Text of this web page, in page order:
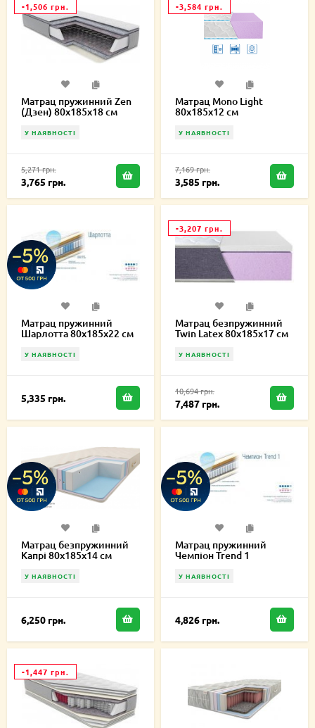
-1,506 грн.
Матрац пружинний Zen
(Дзен) 80х185х18 см
У НАЯВНОСТІ
5,271 грн.
3,765 грн.
-3,584 грн.
Матрац Mono Light
80х185х12 см
У НАЯВНОСТІ
7,169 грн.
3,585 грн.
Матрац пружинний
Шарлотта 80х185х22 см
У НАЯВНОСТІ
5,335 грн.
-3,207 грн.
Матрац безпружинний
Twin Latex 80х185х17 см
У НАЯВНОСТІ
10,694 грн.
7,487 грн.
Матрац безпружинний
Капрі 80х185х14 см
У НАЯВНОСТІ
6,250 грн.
Матрац пружинний
Чемпіон Trend 1
У НАЯВНОСТІ
4,826 грн.
-1,447 грн.